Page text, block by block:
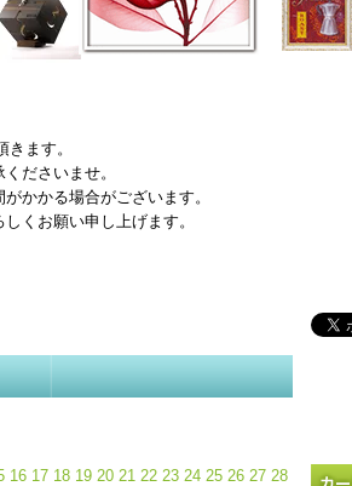
ます。
ださいませ。
かかる場合がございます。
くお願い申し上げます。
16 17 18 19 20 21 22 23 24 25 26 27 28